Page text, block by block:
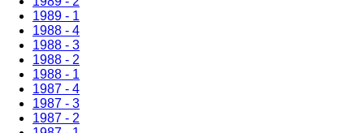
1989 - 1
1988 - 4
1988 - 3
1988 - 2
1988 - 1
1987 - 4
1987 - 3
1987 - 2